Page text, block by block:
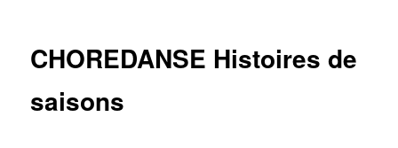
CHOREDANSE Histoires de
saisons